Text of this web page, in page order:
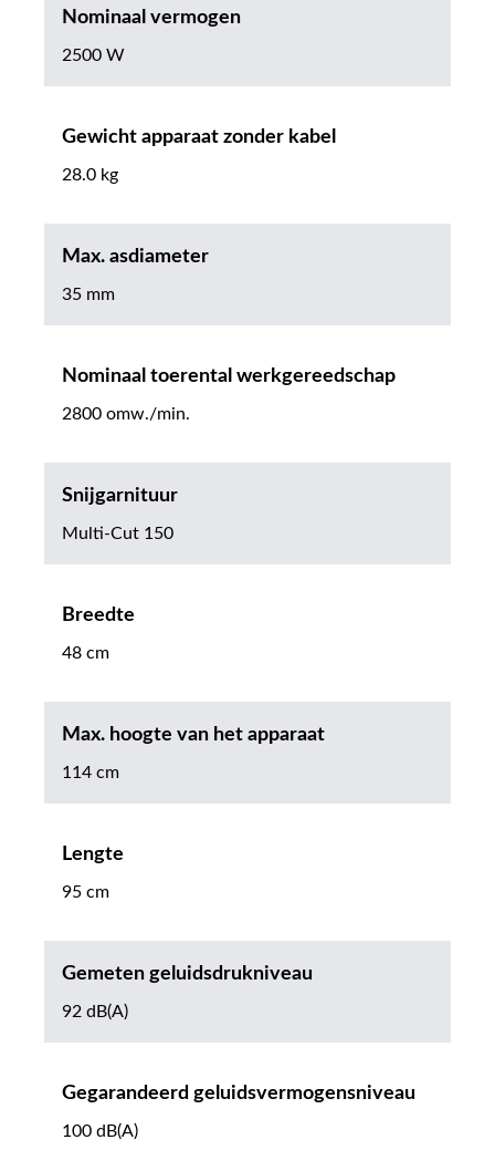
Nominaal vermogen
2500 W
Gewicht apparaat zonder kabel
28.0 kg
Max. asdiameter
35 mm
Nominaal toerental werkgereedschap
2800 omw./min.
Snijgarnituur
Multi-Cut 150
Breedte
48 cm
Max. hoogte van het apparaat
114 cm
Lengte
95 cm
Gemeten geluidsdrukniveau
92 dB(A)
Gegarandeerd geluidsvermogensniveau
100 dB(A)